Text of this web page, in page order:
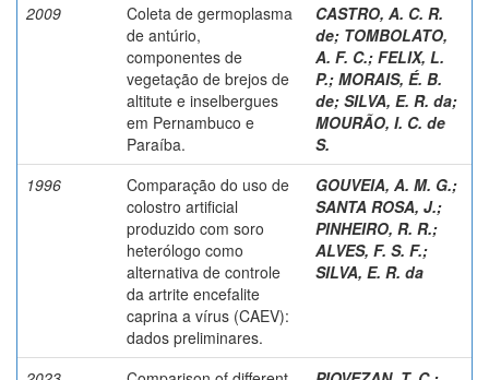
2009
Coleta de germoplasma
de antúrio,
componentes de
vegetação de brejos de
altitute e inselbergues
em Pernambuco e
Paraíba.
CASTRO, A. C. R.
de; TOMBOLATO,
A. F. C.; FELIX, L.
P.; MORAIS, É. B.
de; SILVA, E. R. da;
MOURÃO, I. C. de
S.
1996
Comparação do uso de
colostro artificial
produzido com soro
heterólogo como
alternativa de controle
da artrite encefalite
caprina a vírus (CAEV):
dados preliminares.
GOUVEIA, A. M. G.;
SANTA ROSA, J.;
PINHEIRO, R. R.;
ALVES, F. S. F.;
SILVA, E. R. da